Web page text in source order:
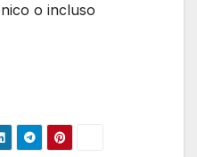
o incluso